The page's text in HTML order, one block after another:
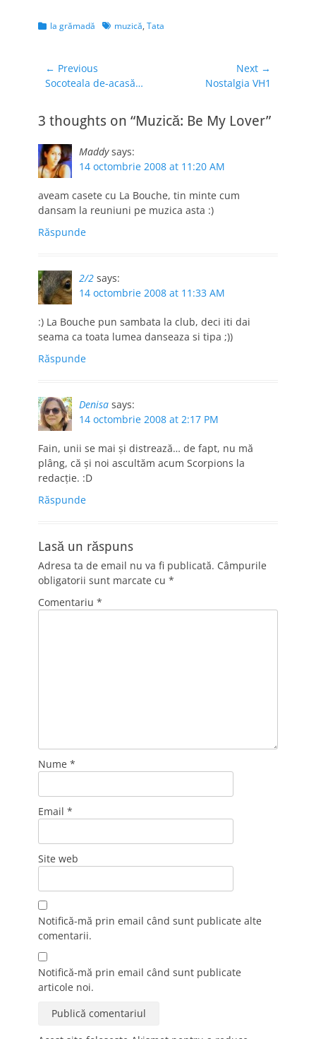
'cause I can't be too
loud Well, my girl's
Sometimes I wish
she was you…
Categories
la grămadă Tagsmuzică, Tata
Navigare
în
← Previous
Previous
Socoteala de-acasă…
Next →
Nostalgia VH1
3 thoughts on “Muzică: Be My Lover”
Maddy says:
14 octombrie 2008 at 11:20 AM
aveam casete cu La Bouche, tin minte cum
dansam la reuniuni pe muzica asta :)
Răspunde
2/2 says:
14 octombrie 2008 at 11:33 AM
:) La Bouche pun sambata la club, deci iti dai
seama ca toata lumea danseaza si tipa ;))
Răspunde
Denisa says:
14 octombrie 2008 at 2:17 PM
Fain, unii se mai şi distrează… de fapt, nu mă
plâng, că şi noi ascultăm acum Scorpions la
redacţie. :D
Răspunde
Lasă un răspuns
Adresa ta de email nu va fi publicată. Câmpurile
obligatorii sunt marcate cu *
Comentariu *
Nume *
Email *
Site web
Notifică-mă prin email când sunt publicate alte
comentarii.
Notifică-mă prin email când sunt publicate
articole noi.